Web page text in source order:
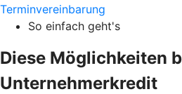
Terminvereinbarung
So einfach geht's
Diese Möglichkeiten
Unternehmerkredit